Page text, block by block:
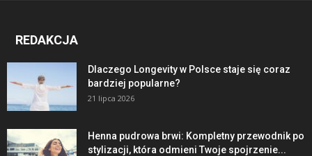
REDAKCJA
Dlaczego Longevity w Polsce staje się coraz
bardziej popularne?
21 lipca 2026
Henna pudrowa brwi: Kompletny przewodnik po
stylizacji, która odmieni Twoje spojrzenie...